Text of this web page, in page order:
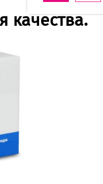
качества.